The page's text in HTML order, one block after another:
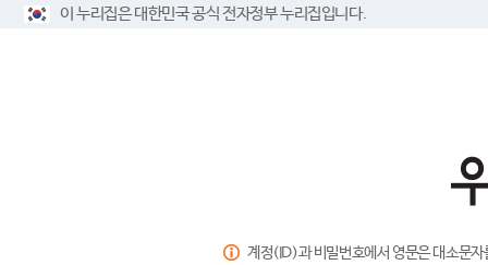
이 누리집은 대한민국 공식 전자정부 누리집입니다.
계정(ID)과 비밀번호에서 영문은 대소문